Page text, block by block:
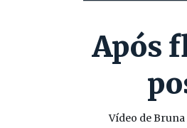
Após
Vídeo de